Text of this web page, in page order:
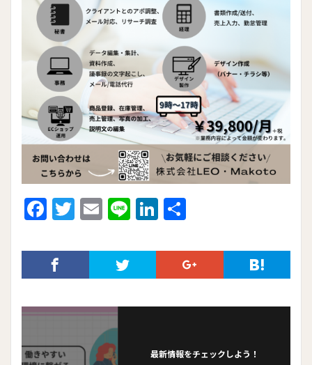
F
e
b
o
k
T
itt
er
E
ai
l
Li
e
Li
ke
dI
最新情報をチェックしよう！